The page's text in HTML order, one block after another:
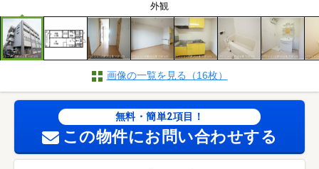
外観
画像の一覧を見る（16枚）
無料・簡単2項目！
この物件にお問い合わせする